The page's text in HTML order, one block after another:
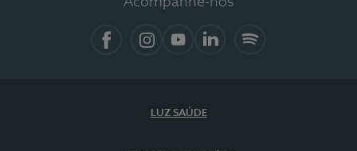
LUZ SAÚDE